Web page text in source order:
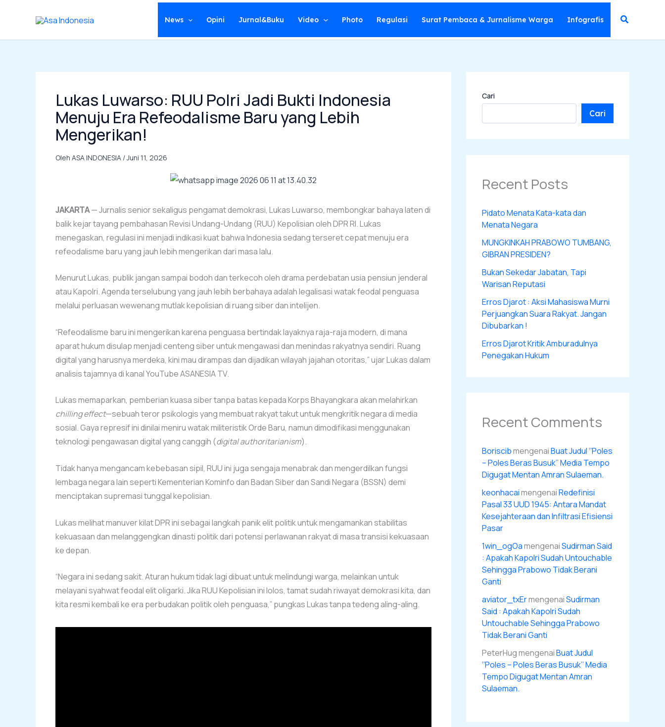
News Opini Jurnal&Buku Video Photo Regulasi Surat Pembaca & Jurnalisme Warga Infografis Cari
Lukas Luwarso: RUU Polri Jadi Bukti Indonesia
Menuju Era Refeodalisme Baru yang Lebih
Mengerikan!
Oleh ASA INDONESIA /Juni 11, 2026
JAKARTA— Jurnalis senior sekaligus pengamat demokrasi, Lukas Luwarso, membongkar bahaya laten di
balik kejar tayang pembahasan Revisi Undang-Undang (RUU) Kepolisian oleh DPR RI. Lukas
menegaskan, regulasi ini menjadi indikasi kuat bahwa Indonesia sedang terseret cepat menuju era
refeodalisme baru yang jauh lebih mengerikan dari masa lalu.
Menurut Lukas, publik jangan sampai bodoh dan terkecoh oleh drama perdebatan usia pensiun jenderal
atau Kapolri. Agenda terselubung yang jauh lebih berbahaya adalah legalisasi watak feodal penguasa
melalui perluasan wewenang mutlak kepolisian di ruang siber dan intelijen.
“Refeodalisme baru ini mengerikan karena penguasa bertindak layaknya raja-raja modern, di mana
aparat hukum disulap menjadi centeng siber untuk mengawasi dan menindas rakyatnya sendiri. Ruang
digital yang harusnya merdeka, kini mau dirampas dan dijadikan wilayah jajahan otoritas,” ujar Lukas dalam
analisis tajamnya di kanal YouTube ASANESIA TV.
Lukas memaparkan, pemberian kuasa siber tanpa batas kepada Korps Bhayangkara akan melahirkan
chilling effect—sebuah teror psikologis yang membuat rakyat takut untuk mengkritik negara di media
sosial. Gaya represif ini dinilai meniru watak militeristik Orde Baru, namun dimodifikasi menggunakan
teknologi pengawasan digital yang canggih (digital authoritarianism).
Tidak hanya mengancam kebebasan sipil, RUU ini juga sengaja menabrak dan mengerdilkan fungsi
lembaga negara lain seperti Kementerian Kominfo dan Badan Siber dan Sandi Negara (BSSN) demi
menciptakan supremasi tunggal kepolisian.
Lukas melihat manuver kilat DPR ini sebagai langkah panik elit politik untuk mengamankan stabilitas
kekuasaan dan melanggengkan dinasti politik dari potensi perlawanan rakyat di masa transisi kekuasaan
ke depan.
“Negara ini sedang sakit. Aturan hukum tidak lagi dibuat untuk melindungi warga, melainkan untuk
melayani syahwat feodal elit oligarki. Jika RUU Kepolisian ini lolos, tamat sudah riwayat demokrasi kita, dan
kita resmi kembali ke era perbudakan politik oleh penguasa,” pungkas Lukas tanpa tedeng aling-aling.
Cari
Cari
Recent Posts
Pidato Menata Kata-kata dan
Menata Negara
MUNGKINKAH PRABOWO TUMBANG,
GIBRAN PRESIDEN?
Bukan Sekedar Jabatan, Tapi
Warisan Reputasi
Erros Djarot : Aksi Mahasiswa Murni
Perjuangkan Suara Rakyat. Jangan
Dibubarkan !
Erros Djarot Kritik Amburadulnya
Penegakan Hukum
Recent Comments
BoriscibmengenaiBuat Judul ‘’Poles
– Poles Beras Busuk’’ Media Tempo
Digugat Mentan Amran Sulaeman.
keonhacaimengenaiRedefinisi
Pasal 33 UUD 1945: Antara Mandat
Kesejahteraan dan Infiltrasi Efisiensi
Pasar
1win_ogOamengenaiSudirman Said
: Apakah Kapolri Sudah Untouchable
Sehingga Prabowo Tidak Berani
Ganti
aviator_txErmengenaiSudirman
Said : Apakah Kapolri Sudah
Untouchable Sehingga Prabowo
Tidak Berani Ganti
PeterHugmengenaiBuat Judul
‘’Poles – Poles Beras Busuk’’ Media
Tempo Digugat Mentan Amran
Sulaeman.